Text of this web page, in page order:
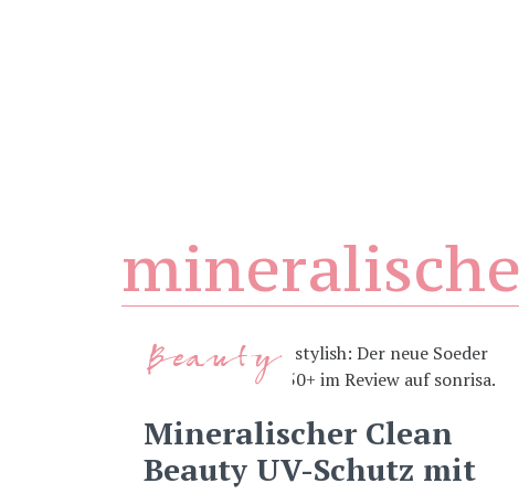
Beauty
Mineralischer Clean
Beauty UV-Schutz mit